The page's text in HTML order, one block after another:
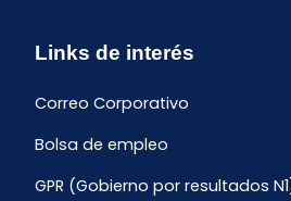
Links de interés
Correo Corporativo
Bolsa de empleo
GPR (Gobierno por resultados